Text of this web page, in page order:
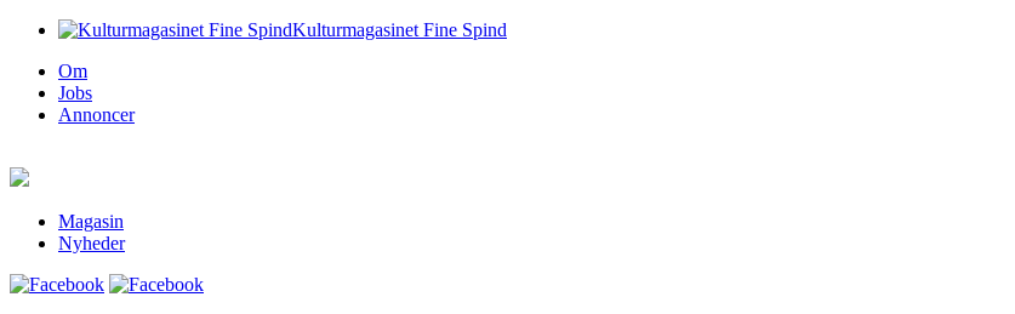
Kulturmagasinet Fine Spind
Om
Jobs
Annoncer
Magasin
Nyheder